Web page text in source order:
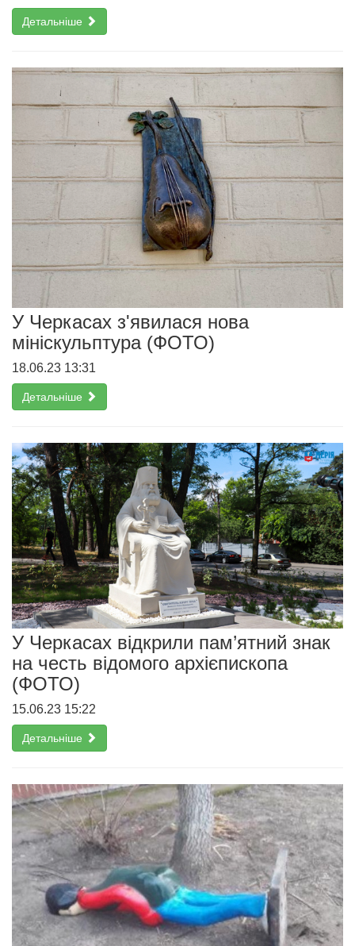
Детальніше
У Черкасах з'явилася нова
мініскульптура (ФОТО)
18.06.23 13:31
Детальніше
У Черкасах відкрили пам’ятний знак
на честь відомого архієпископа
(ФОТО)
15.06.23 15:22
Детальніше